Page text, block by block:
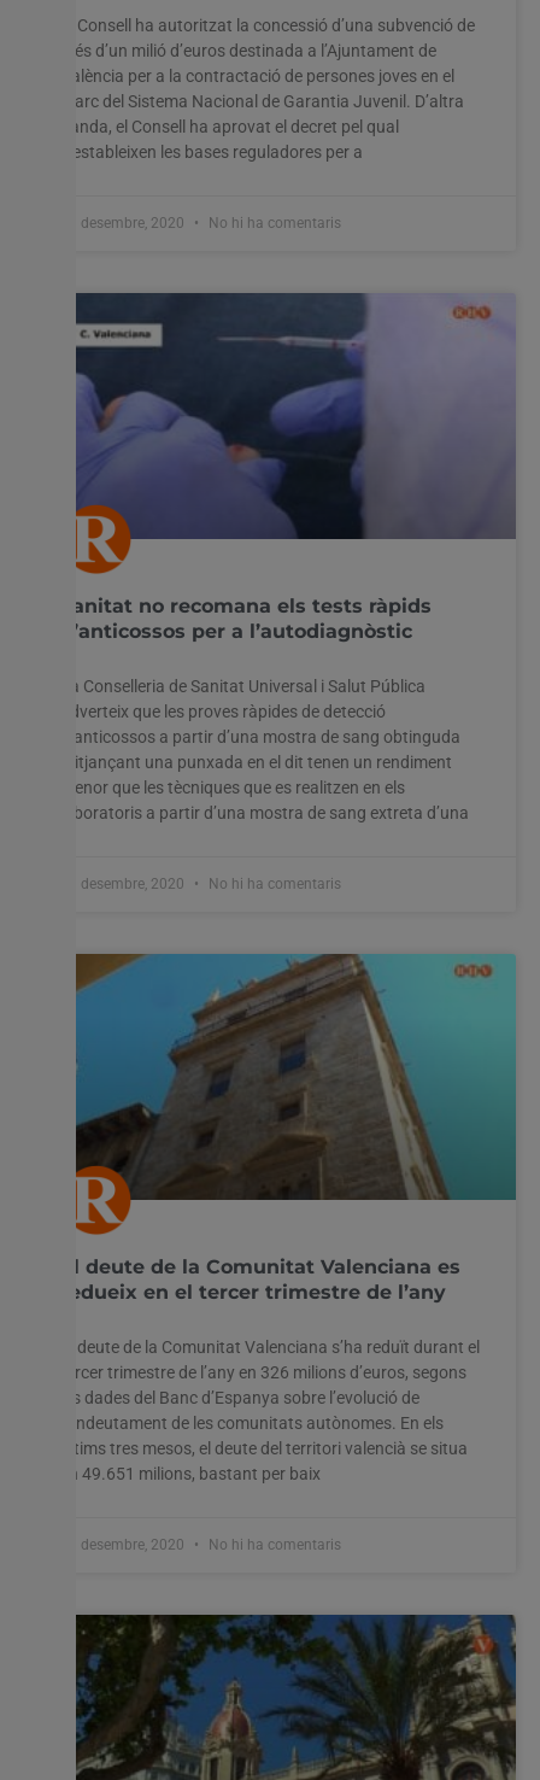
El Consell ha autoritzat la concessió d’una subvenció de
més d’un milió d’euros destinada a l’Ajuntament de
València per a la contractació de persones joves en el
marc del Sistema Nacional de Garantia Juvenil. D’altra
banda, el Consell ha aprovat el decret pel qual
s’estableixen les bases reguladores per a
11 desembre, 2020 No hi ha comentaris
Sanitat no recomana els tests ràpids
d’anticossos per a l’autodiagnòstic
La Conselleria de Sanitat Universal i Salut Pública
adverteix que les proves ràpides de detecció
d’anticossos a partir d’una mostra de sang obtinguda
mitjançant una punxada en el dit tenen un rendiment
menor que les tècniques que es realitzen en els
laboratoris a partir d’una mostra de sang extreta d’una
11 desembre, 2020 No hi ha comentaris
El deute de la Comunitat Valenciana es
redueix en el tercer trimestre de l’any
El deute de la Comunitat Valenciana s’ha reduït durant el
tercer trimestre de l’any en 326 milions d’euros, segons
les dades del Banc d’Espanya sobre l’evolució de
l’endeutament de les comunitats autònomes. En els
últims tres mesos, el deute del territori valencià se situa
en 49.651 milions, bastant per baix
11 desembre, 2020 No hi ha comentaris